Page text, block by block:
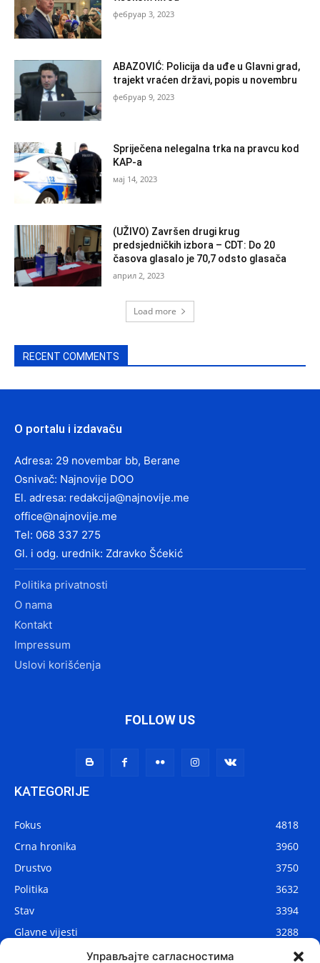
Управљајте сагласностима
фебруар 3, 2023
ABAZOVIĆ: Policija da uđe u Glavni grad,
trajekt vraćen državi, popis u novembru
фебруар 9, 2023
Spriječena nelegalna trka na pravcu kod
KAP-a
мај 14, 2023
(UŽIVO) Završen drugi krug
predsjedničkih izbora – CDT: Do 20
časova glasalo je 70,7 odsto glasača
април 2, 2023
Load more
RECENT COMMENTS
O portalu i izdavaču
Adresa: 29 novembar bb, Berane
Osnivač: Najnovije DOO
El. adresa: redakcija@najnovije.me
office@najnovije.me
Tel: 068 337 275
Gl. i odg. urednik: Zdravko Šćekić
Politika privatnosti
O nama
Kontakt
Impressum
Uslovi korišćenja
FOLLOW US
KATEGORIJE
Fokus
4818
Crna hronika
3960
Drustvo
3750
Politika
3632
Stav
3394
Glavne vijesti
3288
2912